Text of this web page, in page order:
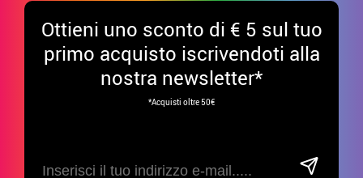
Ottieni uno sconto di € 5 sul tuo
primo acquisto iscrivendoti alla
nostra newsletter*
*Acquisti oltre 50€